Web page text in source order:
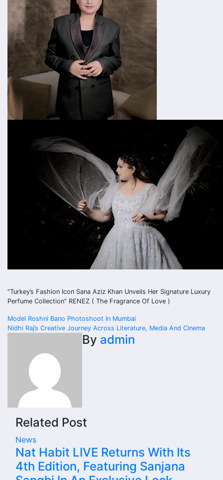
“Turkey’s Fashion Icon Sana Aziz Khan Unveils Her Signature Luxury
Perfume Collection” RENEZ ( The Fragrance Of Love )
Post
navigation
Model Roshni Bano Photoshoot In Mumbai
Nidhi Raj’s Creative Journey Across Literature, Media And Cinema
By admin
Related Post
News
Nat Habit LIVE Returns With Its
4th Edition, Featuring Sanjana